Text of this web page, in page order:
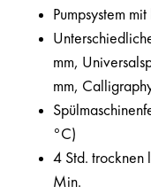
Pumpsystem
mm,
mm,
°C)
4 Std.
Min.